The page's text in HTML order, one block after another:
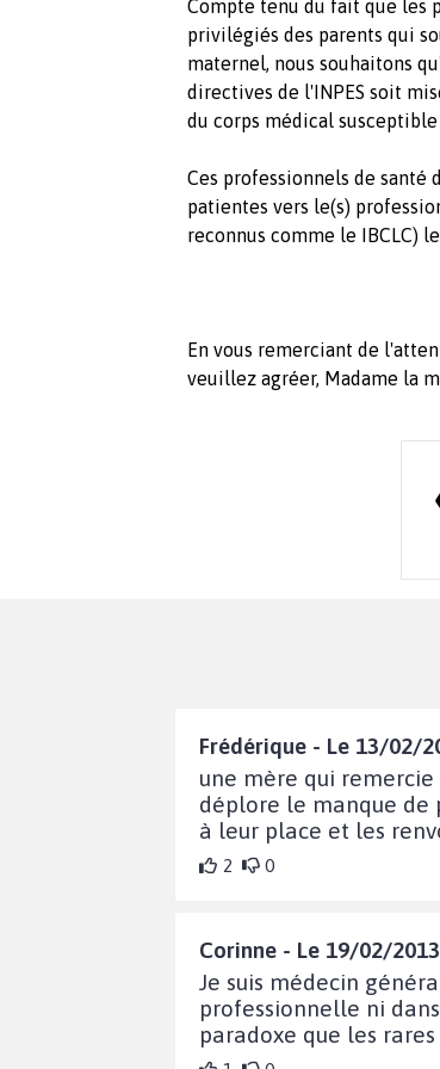
Compte tenu du fait que les
privilégiés des parents qui
maternel, nous souhaitons
directives de l'INPES soit
du corps médical
Ces professionnels de santé
patientes vers le(s)
reconnus comme le IBCLC)
En vous remerciant de
veuillez agréer, Madame la
Frédérique - Le 13/02/
une mère qui
déplore le manque de
à leur place et les
2 0
Corinne - Le 19/02/
Je suis médecin
professionnelle ni
paradoxe que les